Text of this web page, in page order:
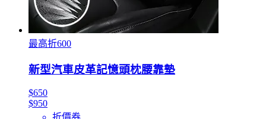
最高折600
新型汽車皮革記憶頭枕腰靠墊
$650
$950